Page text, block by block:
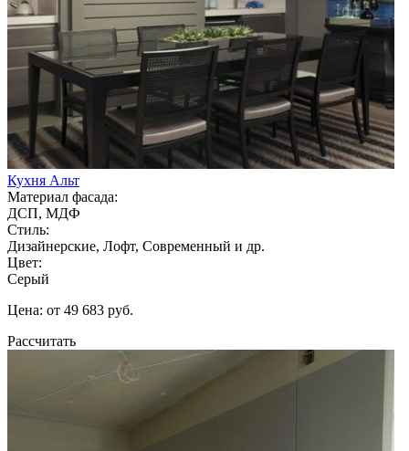
Кухня Альт
Материал фасада:
ДСП, МДФ
Стиль:
Дизайнерские, Лофт, Современный и др.
Цвет:
Серый
Цена: от 49 683 руб.
Рассчитать